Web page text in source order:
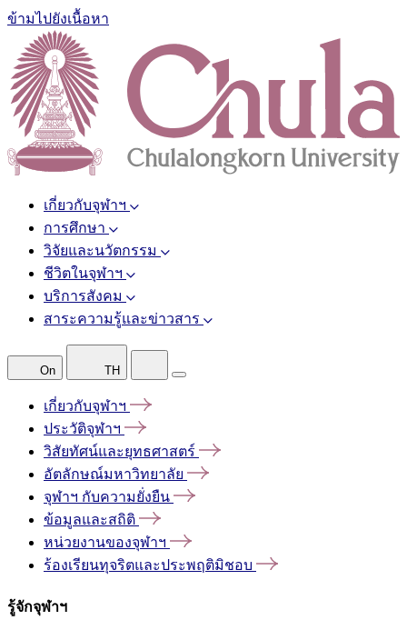
ข้ามไปยังเนื้อหา
เกี่ยวกับจุฬาฯ
การศึกษา
วิจัยและนวัตกรรม
ชีวิตในจุฬาฯ
บริการสังคม
สาระความรู้และข่าวสาร
On TH
เกี่ยวกับจุฬาฯ
ประวัติจุฬาฯ
วิสัยทัศน์และยุทธศาสตร์
อัตลักษณ์มหาวิทยาลัย
จุฬาฯ กับความยั่งยืน
ข้อมูลและสถิติ
หน่วยงานของจุฬาฯ
ร้องเรียนทุจริตและประพฤติมิชอบ
รู้จักจุฬาฯ